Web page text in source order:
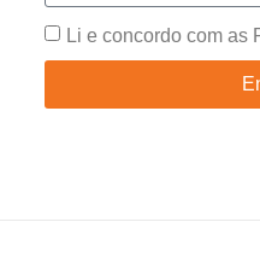
Li e concordo com as